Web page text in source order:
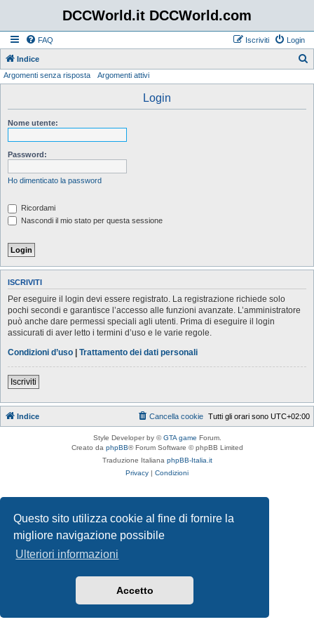
Questo sito utilizza cookie al fine di fornire la
migliore navigazione possibile
Ulteriori informazioni
Accetto
DCCWorld.it DCCWorld.com
FAQ Login
Iscriviti
Indice
Argomenti senza risposta Argomenti attivi
Login
Nome utente:
Password:
Ho dimenticato la password
Ricordami
Nascondi il mio stato per questa sessione
ISCRIVITI
Per eseguire il login devi essere registrato. La registrazione richiede solo
pochi secondi e garantisce l’accesso alle funzioni avanzate. L’amministratore
può anche dare permessi speciali agli utenti. Prima di eseguire il login
assicurati di aver letto i termini d’uso e le varie regole.
Condizioni d’uso | Trattamento dei dati personali
Iscriviti
Indice Tutti gli orari sono UTC+02:00
Cancella cookie
Style Developer by ©GTA game Forum.
Creato da phpBB® Forum Software © phpBB Limited
Traduzione Italiana phpBB-Italia.it
Privacy | Condizioni